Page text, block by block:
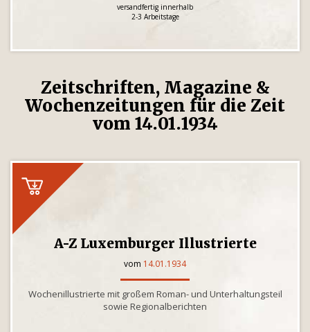
versandfertig innerhalb
2-3 Arbeitstage
Zeitschriften, Magazine &
Wochenzeitungen für die Zeit
vom 14.01.1934
A-Z Luxemburger Illustrierte
vom 14.01.1934
Wochenillustrierte mit großem Roman- und Unterhaltungsteil
sowie Regionalberichten